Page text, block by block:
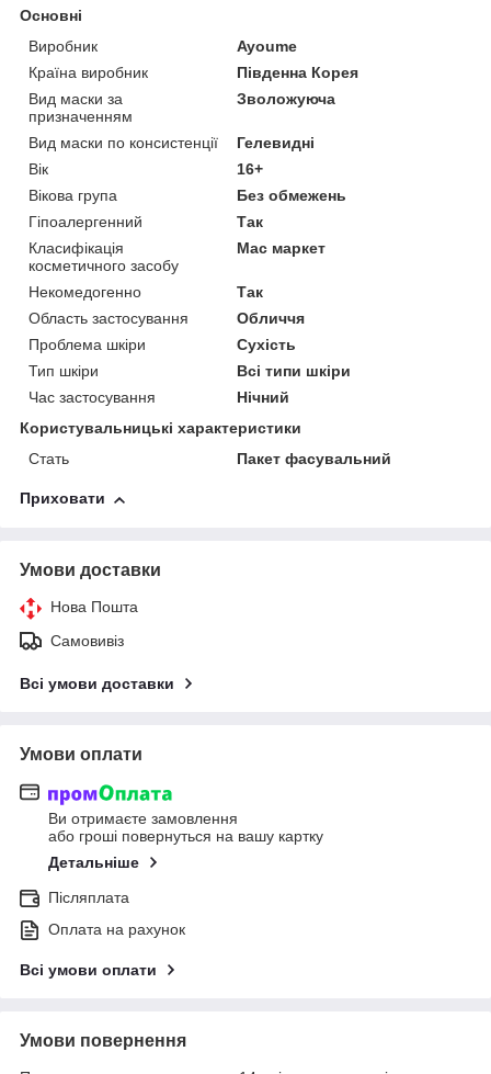
Основні
Виробник
Ayoume
Країна виробник
Південна Корея
Вид маски за
призначенням
Зволожуюча
Вид маски по консистенції
Гелевидні
Вік
16+
Вікова група
Без обмежень
Гіпоалергенний
Так
Класифікація
косметичного засобу
Мас маркет
Некомедогенно
Так
Область застосування
Обличчя
Проблема шкіри
Сухість
Тип шкіри
Всі типи шкіри
Час застосування
Нічний
Користувальницькі характеристики
Стать
Пакет фасувальний
Приховати
Умови доставки
Нова Пошта
Самовивіз
Всі умови доставки
Умови оплати
Ви отримаєте замовлення
або гроші повернуться на вашу картку
Детальніше
Післяплата
Оплата на рахунок
Всі умови оплати
Умови повернення